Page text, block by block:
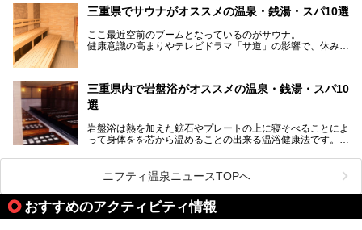
伊勢神宮を擁する伊勢志摩や、世界遺産に登録された熊野古
道をはじめ、鳥羽水族館、忍者の里・伊賀、鈴鹿サーキッ
ト、松坂牛に伊勢海老……と、観光＆グルメの宝庫です。
東からも西からも訪れやすい三重県には、ハイクオリティな
スーパー銭湯がたくさん！お風呂も食事もコスパもいい、お
三重県でサウナがオススメの温泉・銭湯・スパ10選
ここ最近空前のブームとなっているのがサウナ。
健康意識の高まりやテレビドラマ「サ道」の影響で、休みの
いサウナのある温泉や銭湯、スパをご紹介。
気軽に立ち寄れてリラックス効果の高いサウナで、日頃の疲
れをリフレッシュしませんか？
三重県内で岩盤浴がオススメの温泉・銭湯・スパ10
選
岩盤浴は熱を加えた鉱石やプレートの上に寝そべることによ
って身体をを芯から温めることの出来る温浴健康法です。じ
果だけではなく、代謝が高まり健康や美容にも良い影響が期
待できます。今回はそんな岩盤浴にこだわった、三重県内の
オススメ温泉・銭湯・スパ10ヶ所を紹介させていただきま
す。
ニフティ温泉ニュースTOPへ
おすすめのアクティビティ情報